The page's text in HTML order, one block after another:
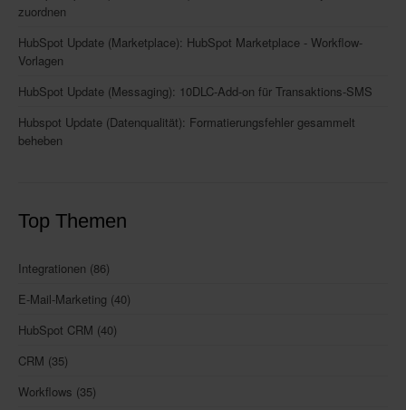
zuordnen
HubSpot Update (Marketplace): HubSpot Marketplace - Workflow-
Vorlagen
HubSpot Update (Messaging): 10DLC-Add-on für Transaktions-SMS
Hubspot Update (Datenqualität): Formatierungsfehler gesammelt
beheben
Top Themen
Integrationen (86)
E-Mail-Marketing (40)
HubSpot CRM (40)
CRM (35)
Workflows (35)